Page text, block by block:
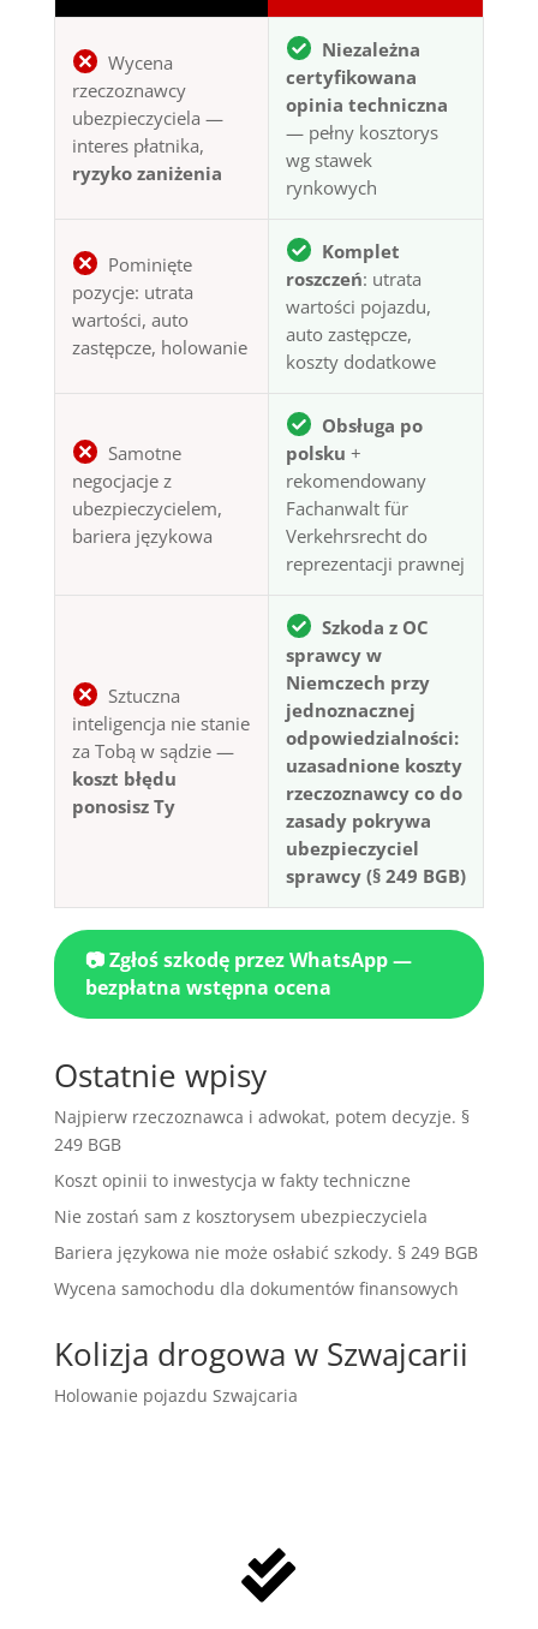
Wycena
rzeczoznawcy
ubezpieczyciela —
interes płatnika,
ryzyko zaniżenia
Niezależna
certyfikowana
opinia techniczna
— pełny kosztorys
wg stawek
rynkowych
Pominięte
pozycje: utrata
wartości, auto
zastępcze, holowanie
Komplet
roszczeń: utrata
wartości pojazdu,
auto zastępcze,
koszty dodatkowe
Samotne
negocjacje z
ubezpieczycielem,
bariera językowa
Obsługa po
polsku +
rekomendowany
Fachanwalt für
Verkehrsrecht do
reprezentacji prawnej
Sztuczna
inteligencja nie stanie
za Tobą w sądzie —
koszt błędu
ponosisz Ty
Szkoda z OC
sprawcy w
Niemczech przy
jednoznacznej
odpowiedzialności:
uzasadnione koszty
rzeczoznawcy co do
zasady pokrywa
ubezpieczyciel
sprawcy (§ 249 BGB)
📷 Zgłoś szkodę przez WhatsApp —
bezpłatna wstępna ocena
Ostatnie wpisy
Najpierw rzeczoznawca i adwokat, potem decyzje. §
249 BGB
Koszt opinii to inwestycja w fakty techniczne
Nie zostań sam z kosztorysem ubezpieczyciela
Bariera językowa nie może osłabić szkody. § 249 BGB
Wycena samochodu dla dokumentów finansowych
Kolizja drogowa w Szwajcarii
Holowanie pojazdu Szwajcaria
